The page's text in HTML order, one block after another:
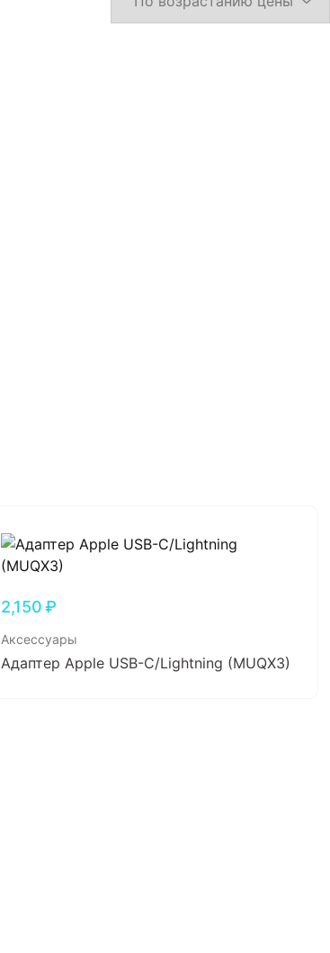
2,150₽
Аксессуары
Адаптер Apple USB-C/Lightning (MUQX3)